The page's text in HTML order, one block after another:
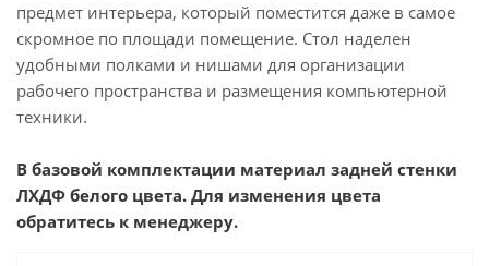
предмет интерьера, который поместится даже в самое
скромное по площади помещение. Стол наделен
удобными полками и нишами для организации
рабочего пространства и размещения компьютерной
техники.
В базовой комплектации материал задней стенки
ЛХДФ белого цвета. Для изменения цвета
обратитесь к менеджеру.